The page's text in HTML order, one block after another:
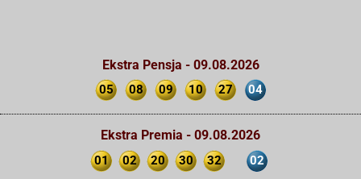
Ekstra Pensja - 09.08.2026
05 08 09 10 27 04
Ekstra Premia - 09.08.2026
01 02 20 30 32 02